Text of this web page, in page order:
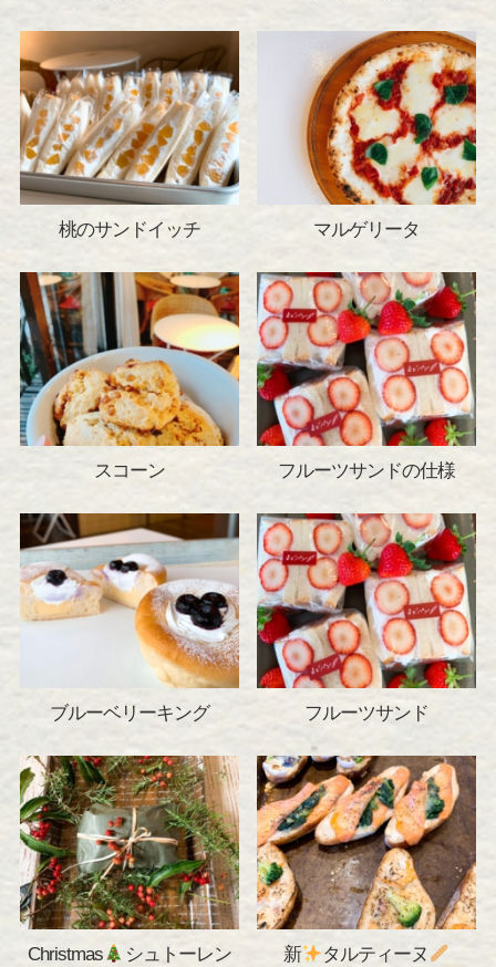
桃のサンドイッチ マルゲリータ
スコーン フルーツサンドの仕様
ブルーベリーキング フルーツサンド
Christmas シュトーレン 新 タルティーヌ